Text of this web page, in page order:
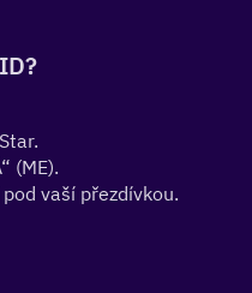
(ME).
vaší přezdívkou.